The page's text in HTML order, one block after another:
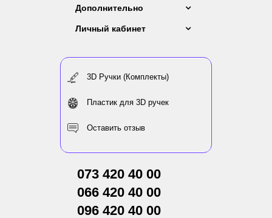
Дополнительно
Личный кабинет
3D Ручки (Комплекты)
Пластик для 3D ручек
Оставить отзыв
073 420 40 00
066 420 40 00
096 420 40 00